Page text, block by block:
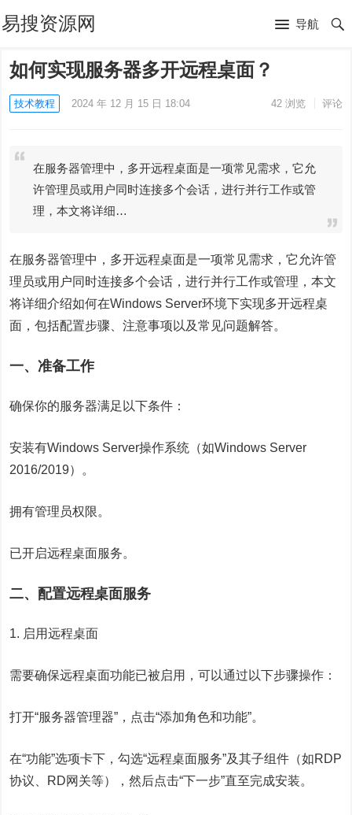
易搜资源网 导航
如何实现服务器多开远程桌面？
技术教程 2024 年 12 月 15 日 18:04 42浏览 评论
在服务器管理中，多开远程桌面是一项常见需求，它允
许管理员或用户同时连接多个会话，进行并行工作或管
理，本文将详细…
在服务器管理中，多开远程桌面是一项常见需求，它允许管
理员或用户同时连接多个会话，进行并行工作或管理，本文
将详细介绍如何在Windows Server环境下实现多开远程桌
面 ，包括配置步骤、注意事项以及常见问题解答。
一、准备工作
确保你的服务器满足以下条件：
安装有Windows Server操作系统（如Windows Server
2016/2019）。
拥有管理员权限。
已开启远程桌面服务。
二、配置远程桌面服务
1. 启用远程桌面
需要确保远程桌面功能已被启用，可以通过以下步骤操作：
打开“服务器管理器”，点击“添加角色和功能”。
在“功能”选项卡下，勾选“远程桌面服务”及其子组件（如RDP
协议、RD网关等），然后点击“下一步”直至完成安装。